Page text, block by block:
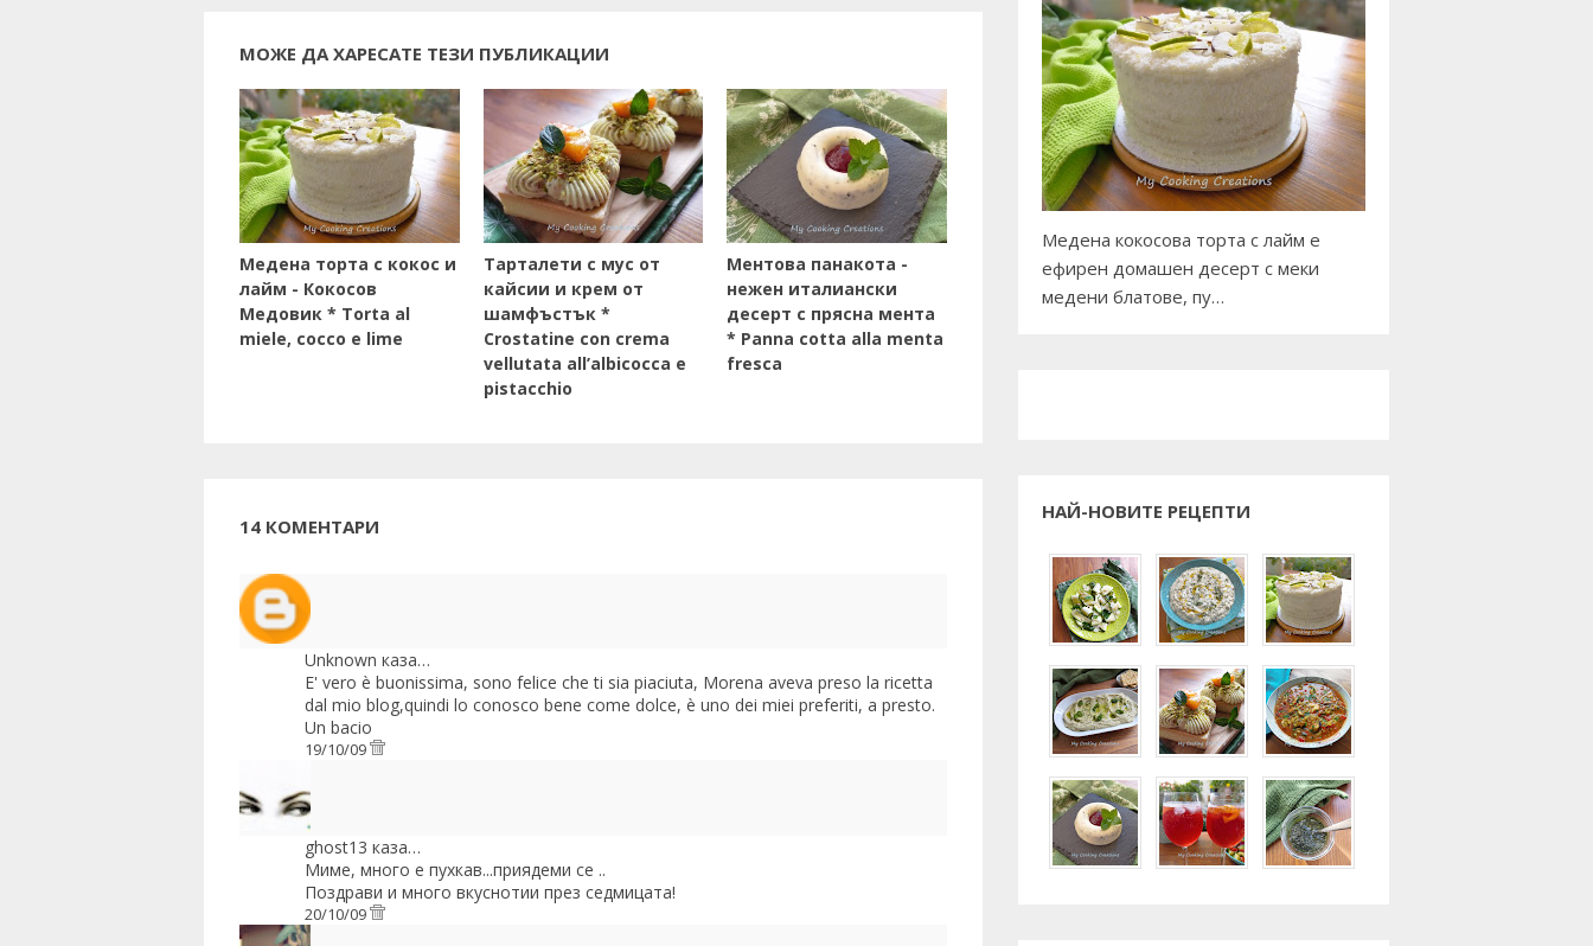
МОЖЕ ДА ХАРЕСАТЕ ТЕЗИ ПУБЛИКАЦИИ
Медена торта с кокос и
лайм - Кокосов
Медовик * Torta al
miele, cocco e lime
Тарталети с мус от
кайсии и крем от
шамфъстък *
Crostatine con crema
vellutata all’albicocca e
pistacchio
Ментова панакота -
нежен италиански
десерт с прясна мента
* Panna cotta alla menta
fresca
14 КОМЕНТАРИ
Unknown каза…
E' vero è buonissima, sono felice che ti sia piaciuta, Morena aveva preso la ricetta
dal mio blog,quindi lo conosco bene come dolce, è uno dei miei preferiti, a presto.
Un bacio
19/10/09
ghost13 каза…
Миме, много е пухкав...приядеми се ..
Поздрави и много вкуснотии през седмицата!
20/10/09
Медена кокосова торта с лайм е
ефирен домашен десерт с меки
медени блатове, пу…
НАЙ-НОВИТЕ РЕЦЕПТИ